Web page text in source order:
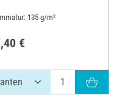
135 g/m²
€